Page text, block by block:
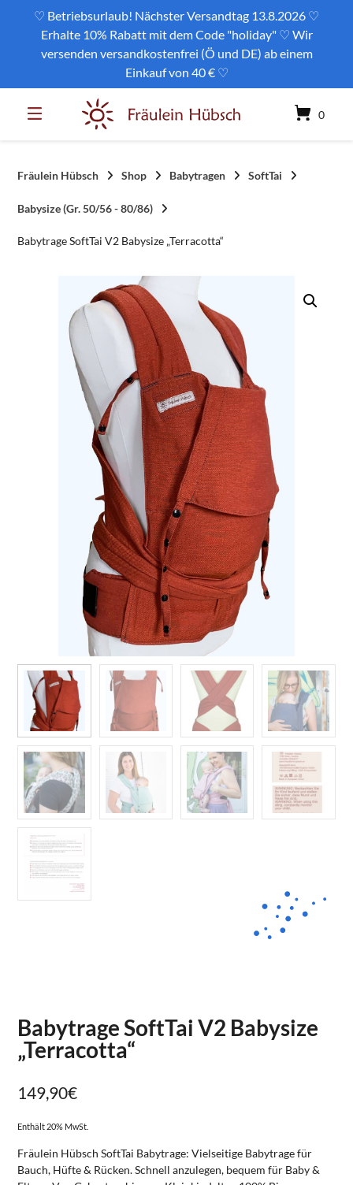
♡ Betriebsurlaub! Nächster Versandtag 13.8.2026 ♡
Erhalte 10% Rabatt mit dem Code "holiday" ♡ Wir
versenden versandkostenfrei (Ö und DE) ab einem
Einkauf von 40 € ♡
0
Fräulein Hübsch Shop Babytragen SoftTai
Babysize (Gr. 50/56 - 80/86)
Babytrage SoftTai V2 Babysize „Terracotta“
Babytrage SoftTai V2 Babysize
„Terracotta“
149,90€
Enthält 20% MwSt.
Fräulein Hübsch SoftTai Babytrage: Vielseitige Babytrage für
Bauch, Hüfte & Rücken. Schnell anzulegen, bequem für Baby &